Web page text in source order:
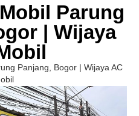
Parung
| Wijaya
Panjang, Bogor | Wijaya AC